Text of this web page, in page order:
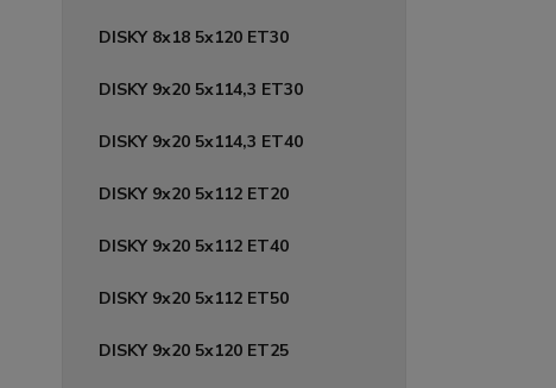
DISKY 8x18 5x120 ET30
DISKY 9x20 5x114,3 ET30
DISKY 9x20 5x114,3 ET40
DISKY 9x20 5x112 ET20
DISKY 9x20 5x112 ET40
DISKY 9x20 5x112 ET50
DISKY 9x20 5x120 ET25